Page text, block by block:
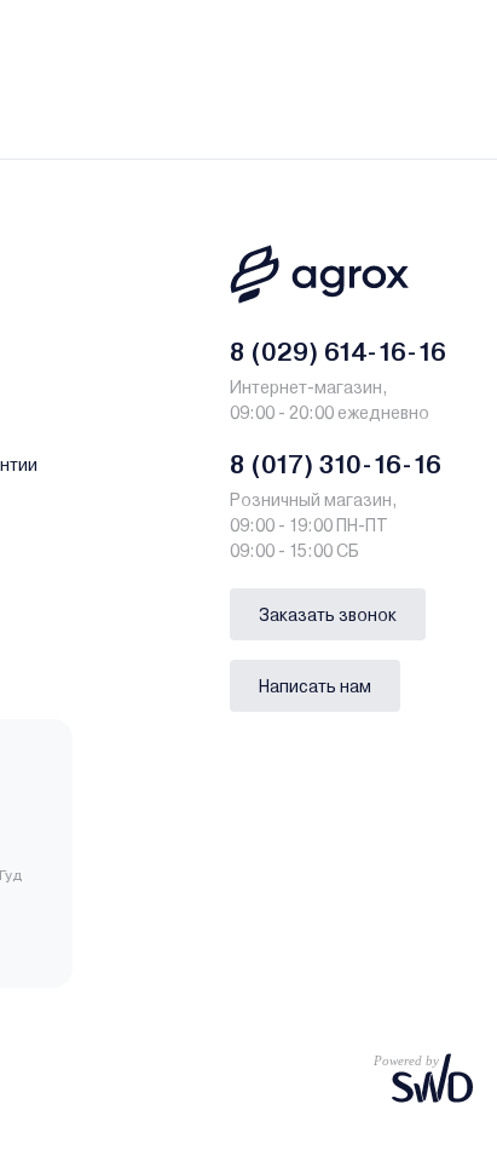
8 (029) 614-16-16
Интернет-магазин,
09:00 - 20:00 ежедневно
8 (017) 310-16-16
Розничный магазин,
09:00 - 19:00 ПН-ПТ
09:00 - 15:00 СБ
Заказать звонок
Написать нам